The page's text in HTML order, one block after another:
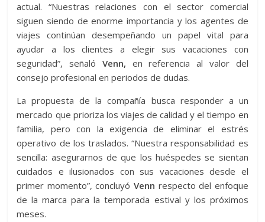
actual. “Nuestras relaciones con el sector comercial
siguen siendo de enorme importancia y los agentes de
viajes continúan desempeñando un papel vital para
ayudar a los clientes a elegir sus vacaciones con
seguridad”, señaló Venn, en referencia al valor del
consejo profesional en periodos de dudas.
La propuesta de la compañía busca responder a un
mercado que prioriza los viajes de calidad y el tiempo en
familia, pero con la exigencia de eliminar el estrés
operativo de los traslados. “Nuestra responsabilidad es
sencilla: asegurarnos de que los huéspedes se sientan
cuidados e ilusionados con sus vacaciones desde el
primer momento”, concluyó Venn respecto del enfoque
de la marca para la temporada estival y los próximos
meses.